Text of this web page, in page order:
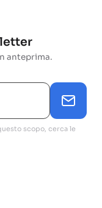
anteprima.
scopo, cerca le